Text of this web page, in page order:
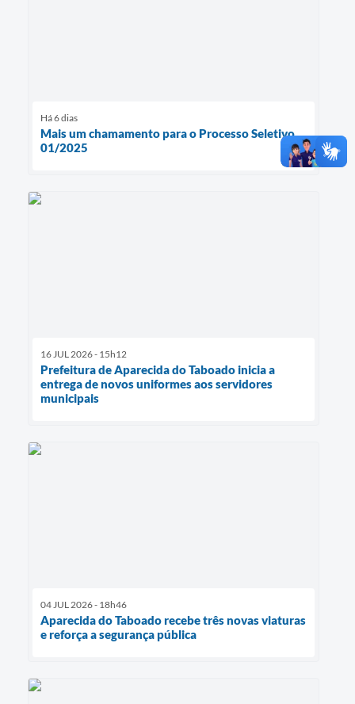
Há 6 dias
Mais um chamamento para o Processo Seletivo
01/2025
16 JUL 2026 - 15h12
Prefeitura de Aparecida do Taboado inicia a
entrega de novos uniformes aos servidores
municipais
04 JUL 2026 - 18h46
Aparecida do Taboado recebe três novas viaturas
e reforça a segurança pública